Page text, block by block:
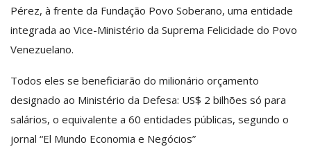
Pérez, à frente da Fundação Povo Soberano, uma entidade
integrada ao Vice-Ministério da Suprema Felicidade do Povo
Venezuelano.
Todos eles se beneficiarão do milionário orçamento
designado ao Ministério da Defesa: US$ 2 bilhões só para
salários, o equivalente a 60 entidades públicas, segundo o
jornal “El Mundo Economia e Negócios”